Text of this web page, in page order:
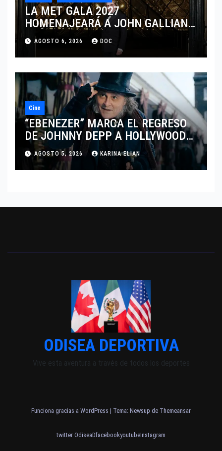
LA MET GALA 2027
HOMENAJEARÁ A JOHN GALLIANO
MARCANDO EL REGRESO DEL REY
DEL DRAMATISMO
AGOSTO 6, 2026 DOC
Cine
“EBENEZER” MARCA EL REGRESO
DE JOHNNY DEPP A HOLLYWOOD
TRAS SU PASO POR EL CINE
INDEPENDIENTE EUROPEO
AGOSTO 5, 2026 KARINA ELIAN
ODISEA DEPORTIVA
Vive esta aventura a través de todos los deportes
Funciona gracias a WordPress | Tema: Newsup de Themeansar
twitter OdiseaDfacebookyoutubeInstagram